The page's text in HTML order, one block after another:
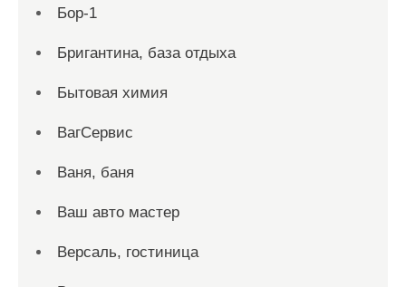
Бор-1
Бригантина, база отдыха
Бытовая химия
ВагСервис
Ваня, баня
Ваш авто мастер
Версаль, гостиница